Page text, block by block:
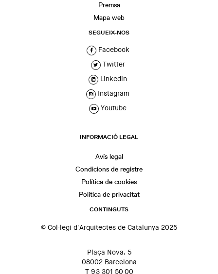
Premsa
Mapa web
SEGUEIX-NOS
Facebook
Twitter
Linkedin
Instagram
Youtube
INFORMACIÓ LEGAL
Avís legal
Condicions de registre
Política de cookies
Política de privacitat
CONTINGUTS
© Col·legi d'Arquitectes de Catalunya 2025
Plaça Nova, 5
08002 Barcelona
T 93 301 50 00